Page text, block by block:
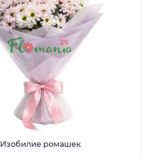
Изобилие ромашек